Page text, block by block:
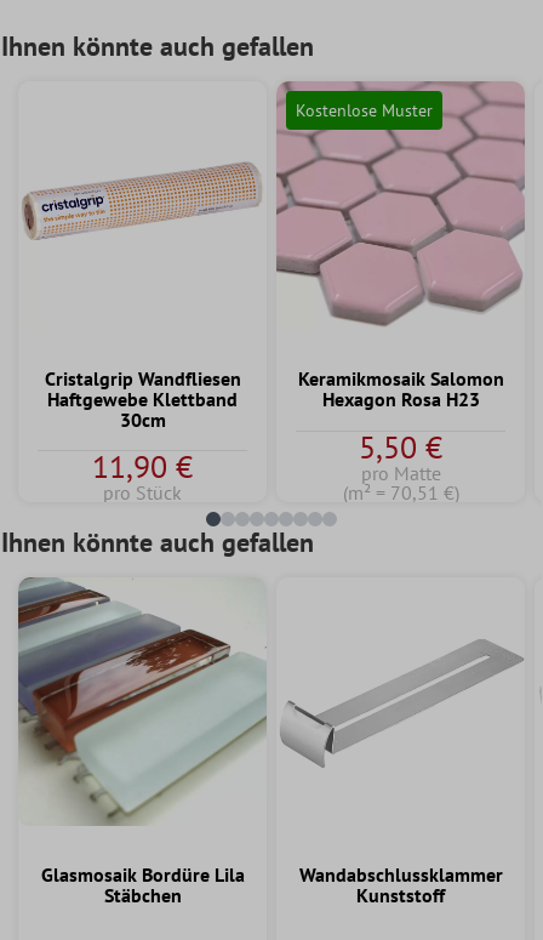
Ihnen könnte auch gefallen
Cristalgrip Wandfliesen
Haftgewebe Klettband
30cm
11,90 €
pro Stück
Kostenlose Muster
Keramikmosaik Salomon
Hexagon Rosa H23
5,50 €
pro Matte
(m² = 70,51 €)
Ihnen könnte auch gefallen
Glasmosaik Bordüre Lila
Stäbchen
Wandabschlussklammer
Kunststoff